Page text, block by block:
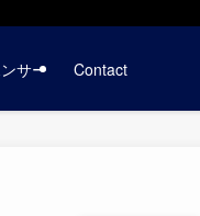
サー Contact